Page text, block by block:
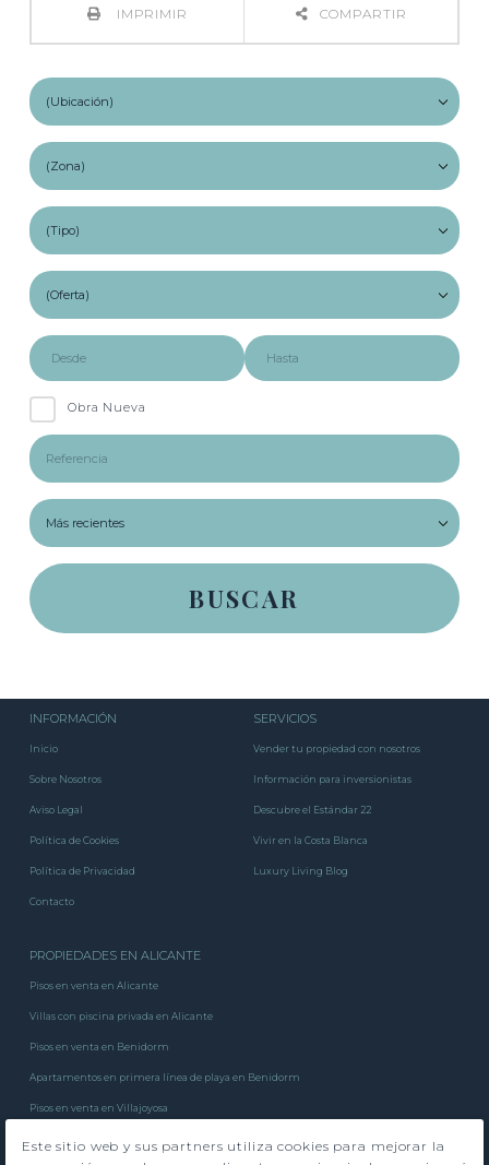
IMPRIMIR COMPARTIR
Obra Nueva
INFORMACIÓN
Inicio
Sobre Nosotros
Aviso Legal
Política de Cookies
Política de Privacidad
Contacto
SERVICIOS
Vender tu propiedad con nosotros
Información para inversionistas
Descubre el Estándar 22
Vivir en la Costa Blanca
Luxury Living Blog
PROPIEDADES EN ALICANTE
Pisos en venta en Alicante
Villas con piscina privada en Alicante
Pisos en venta en Benidorm
Apartamentos en primera línea de playa en Benidorm
Pisos en venta en Villajoyosa
Este sitio web y sus partners utiliza cookies para mejorar la